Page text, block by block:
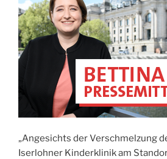
„Angesichts der Verschmelzung
Iserlohner Kinderklinik am